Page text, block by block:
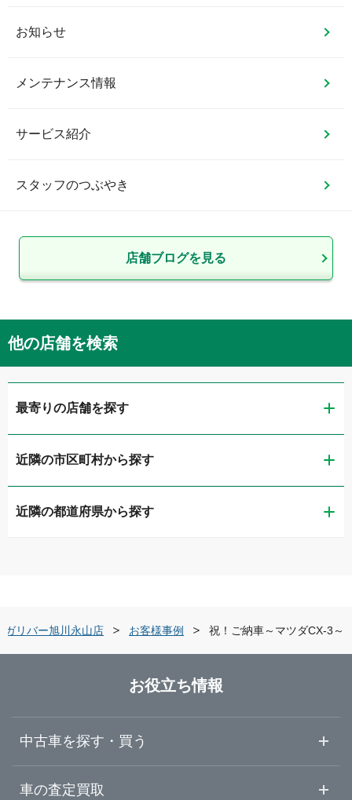
お知らせ
メンテナンス情報
サービス紹介
スタッフのつぶやき
店舗ブログを見る
他の店舗を検索
最寄りの店舗を探す
Brat旭川末広ハイエース店
Brat旭川SUV店
近隣の市区町村から探す
旭川市
近隣の都道府県から探す
ガリバー旭川永山店 お客様事例 祝！ご納車～マツダCX-3～
お役立ち情報
中古車を探す・買う
中古車情報・中古車検索
車の査定買取